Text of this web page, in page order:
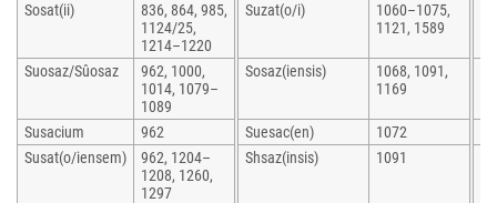
Sosat(ii)
836, 864, 985,
1124/25,
1214–1220
Suzat(o/i)
1060–1075,
1121, 1589
Suosaz/Sûosaz
962, 1000,
1014, 1079–
1089
Sosaz(iensis)
1068, 1091,
1169
Susacium 962 Suesac(en) 1072
Susat(o/iensem)
962, 1204–
1208, 1260,
1297
Shsaz(insis) 1091